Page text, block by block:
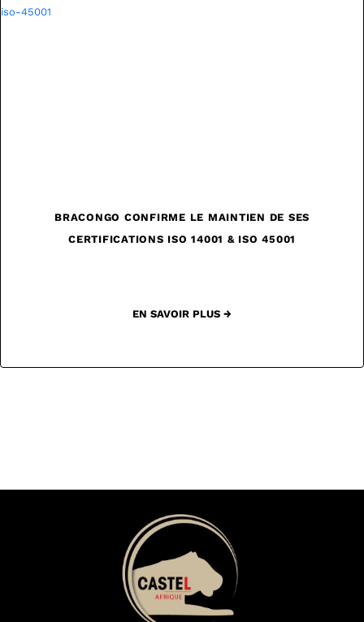
BRACONGO CONFIRME LE MAINTIEN DE SES
CERTIFICATIONS ISO 14001 & ISO 45001
EN SAVOIR PLUS →